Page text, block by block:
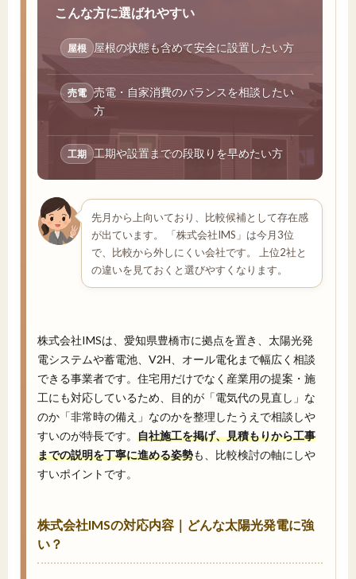
こんな方に選ばれやすい
屋根 屋根の状態も含めて安全に設置したい方
売電 売電・自家消費のバランスを相談したい
方
工期 工期や設置までの段取りを早めたい方
先月から上向いており、比較候補として存在感
が出ています。 「株式会社IMS」は今月3位
で、比較から外しにくい会社です。 上位2社と
の違いを見ておくと選びやすくなります。
株式会社IMSは、愛知県豊橋市に拠点を置き、太陽光発
電システムや蓄電池、V2H、オール電化まで幅広く相談
できる事業者です。住宅用だけでなく産業用の提案・施
工にも対応しているため、目的が「電気代の見直し」な
のか「非常時の備え」なのかを整理したうえで相談しや
すいのが特長です。 自社施工を掲げ、見積もりから工事
までの説明を丁寧に進める姿勢も、比較検討の軸にしや
すいポイントです。
株式会社IMSの対応内容｜どんな太陽光発電に強
い？